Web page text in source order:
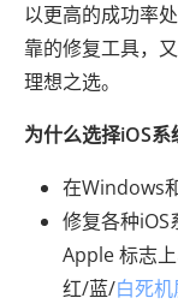
以更高的成功率
靠的修复工具，
理想之选。
为什么选择iOS系
在Windows
修复各种
Apple 标志上
红/蓝/白死